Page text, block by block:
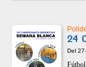
24
Del